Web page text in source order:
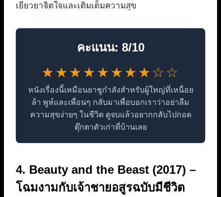
เยียวยาจิตใจและเติมเต็มความสุข
คะแนน: 8/10
★★★★★★★★☆☆
หนังเรื่องนี้เหมือนยาชูกำลังสำหรับผู้ใหญ่ที่เหนื่อย
ล้า พูห์และเพื่อนๆ กลับมาเพื่อบอกเราว่าอย่าลืม
ความสุขง่ายๆ ในชีวิต ดูจบแล้วอยากกลับไปกอด
ตุ๊กตาตัวเก่าที่บ้านเลย
4. Beauty and the Beast (2017) –
โฉมงามกับเจ้าชายอสูรฉบับมีชีวิต